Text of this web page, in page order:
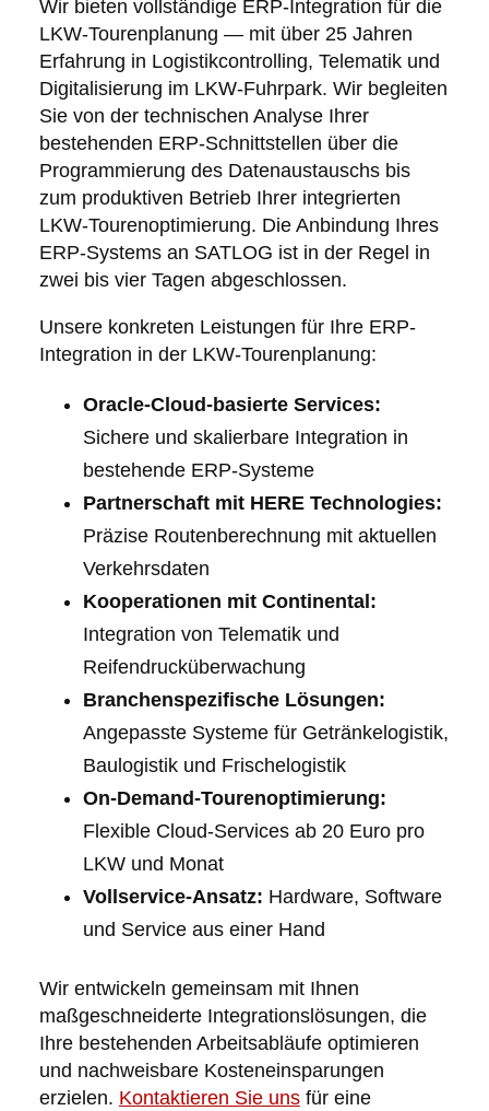
Wir bieten vollständige ERP-Integration für die
LKW-Tourenplanung — mit über 25 Jahren
Erfahrung in Logistikcontrolling, Telematik und
Digitalisierung im LKW-Fuhrpark. Wir begleiten
Sie von der technischen Analyse Ihrer
bestehenden ERP-Schnittstellen über die
Programmierung des Datenaustauschs bis
zum produktiven Betrieb Ihrer integrierten
LKW-Tourenoptimierung. Die Anbindung Ihres
ERP-Systems an SATLOG ist in der Regel in
zwei bis vier Tagen abgeschlossen.
Unsere konkreten Leistungen für Ihre ERP-
Integration in der LKW-Tourenplanung:
Oracle-Cloud-basierte Services:
Sichere und skalierbare Integration in
bestehende ERP-Systeme
Partnerschaft mit HERE Technologies:
Präzise Routenberechnung mit aktuellen
Verkehrsdaten
Kooperationen mit Continental:
Integration von Telematik und
Reifendrucküberwachung
Branchenspezifische Lösungen:
Angepasste Systeme für Getränkelogistik,
Baulogistik und Frischelogistik
On-Demand-Tourenoptimierung:
Flexible Cloud-Services ab 20 Euro pro
LKW und Monat
Vollservice-Ansatz: Hardware, Software
und Service aus einer Hand
Wir entwickeln gemeinsam mit Ihnen
maßgeschneiderte Integrationslösungen, die
Ihre bestehenden Arbeitsabläufe optimieren
und nachweisbare Kosteneinsparungen
erzielen. Kontaktieren Sie unsfür eine